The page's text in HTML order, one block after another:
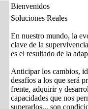
Bienvenidos
Soluciones Reales
En nuestro mundo, la
clave de la
es el resultado de la
Anticipar los cambios,
desafíos a los que será
frente, adquirir y
capacidades que nos
superarlos... son